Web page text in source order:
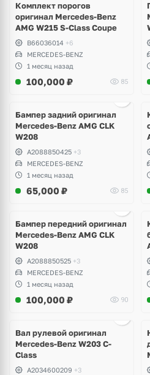
Комплект порогов
оригинал Mercedes-Benz
AMG W215 S-Class Coupe
B66036014 +6
MERCEDES-BENZ
1 месяц назад
100,000 ₽ 85
Бампер задний оригинал
Mercedes-Benz AMG CLK
W208
A2088850425 +3
MERCEDES-BENZ
1 месяц назад
65,000 ₽ 85
Бампер передний оригинал
Mercedes-Benz AMG CLK
W208
A2088850525 +3
MERCEDES-BENZ
1 месяц назад
100,000 ₽ 90
Вал рулевой оригинал
Mercedes-Benz W203 C-
Class
A2034600209 +3